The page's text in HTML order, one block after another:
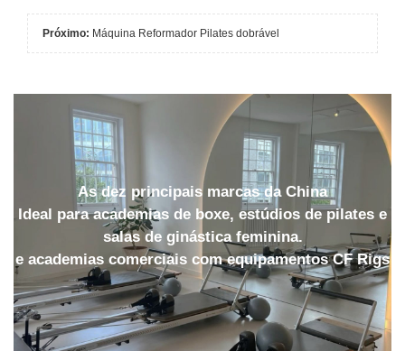
Próximo: Máquina Reformador Pilates dobrável
As dez principais marcas da China
Ideal para academias de boxe, estúdios de pilates e
salas de ginástica feminina.
e academias comerciais com equipamentos CF Rigs